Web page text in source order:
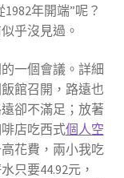
年開端”呢？
乎沒見過。
一個會議。詳細
館召開，路遠也
卻不滿足；放著
店吃西式個人空
花費，兩小我吃
只要44.92元，